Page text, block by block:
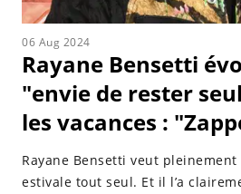
06 Aug 2024
Rayane Bensetti
"envie de rester
les vacances :
Rayane Bensetti veut
estivale tout seul. Et il l’a